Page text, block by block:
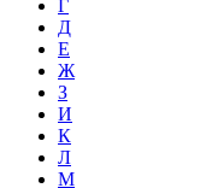
Г
Д
Е
Ж
З
И
К
Л
М